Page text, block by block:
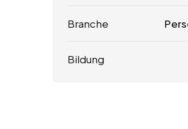
Branche
Bildung